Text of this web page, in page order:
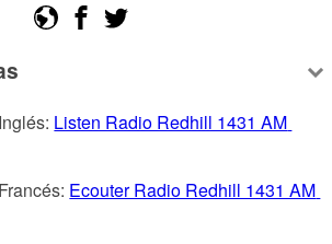
Listen Radio Redhill 1431 AM
Ecouter Radio Redhill 1431 AM